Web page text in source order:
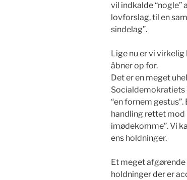
vil indkalde “nogle”
lovforslag, til en
sindelag”.
Lige nu er vi
åbner op for.
Det er en meget
Socialdemokratiets
“en fornem
handling rettet
imødekomme”. Vi
ens holdninger.
Et meget
holdninger der er